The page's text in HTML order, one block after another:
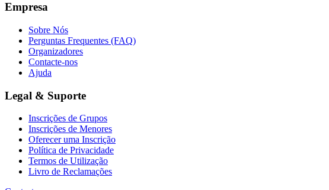
Empresa
Sobre Nós
Perguntas Frequentes (FAQ)
Organizadores
Contacte-nos
Ajuda
Legal & Suporte
Inscrições de Grupos
Inscrições de Menores
Oferecer uma Inscrição
Política de Privacidade
Termos de Utilização
Livro de Reclamações